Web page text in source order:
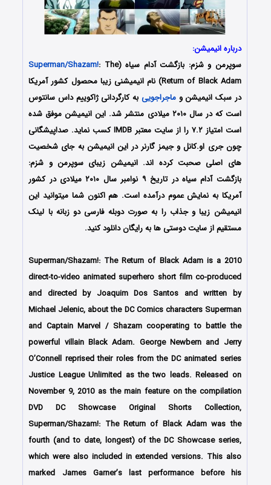
درباره انیمیشن:
سوپرمن و شزم: بازگشت آدام سیاه (
Superman/Shazam!: The
Return of Black Adam) نام انیمیشنی زیبا محصول کشور آمریکا
در سبک انیمیشن وماجراجویی به کارگردانی ژاکوییم داس سانتوس
است که در سال ۲۰۱۰ میلادی منتشر شد. این انیمیشن موفق شده
است امتیاز ۷.۲ را از سایت معتبر IMDB کسب نماید. صداپیشگانی
چون جری او.کانل و جیمز گارنر در این انیمیشن به جای شخصیت
های اصلی صحبت کرده اند. انیمیشن زیبای سوپرمن و شزم:
بازگشت آدام سیاه در تاریخ ۹ نوامبر سال ۲۰۱۰ میلادی در کشور
آمریکا به نمایش عموم درآمده است. هم اکنون شما میتوانید این
انیمیشن زیبا و جذاب را به صورت دوبله فارسی دو زبانه با لینک
مستقیم از سایت دوستی ها به رایگان دانلود کنید.
Superman/Shazam!: The Return of Black Adam is a 2010
direct-to-video animated superhero short film co-produced
and directed by Joaquim Dos Santos and written by
Michael Jelenic, about the DC Comics characters Superman
and Captain Marvel / Shazam cooperating to battle the
powerful villain Black Adam. George Newbern and Jerry
O’Connell reprised their roles from the DC animated series
Justice League Unlimited as the two leads. Released on
November 9, 2010 as the main feature on the compilation
DVD DC Showcase Original Shorts Collection,
Superman/Shazam!: The Return of Black Adam was the
fourth (and to date, longest) of the DC Showcase series,
which were also included in extended versions. This also
marked James Garner’s last performance before his